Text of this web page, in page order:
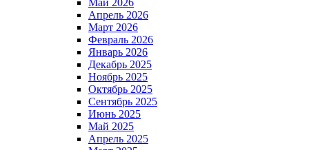
Май 2026
Апрель 2026
Март 2026
Февраль 2026
Январь 2026
Декабрь 2025
Ноябрь 2025
Октябрь 2025
Сентябрь 2025
Июнь 2025
Май 2025
Апрель 2025